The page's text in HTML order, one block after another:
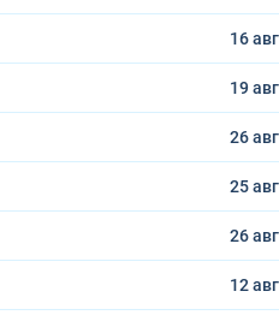
16
19
26
25
26
12